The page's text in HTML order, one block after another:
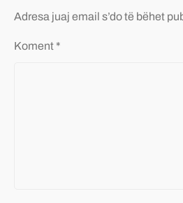
Adresa juaj email s’do të bëhet
Koment *